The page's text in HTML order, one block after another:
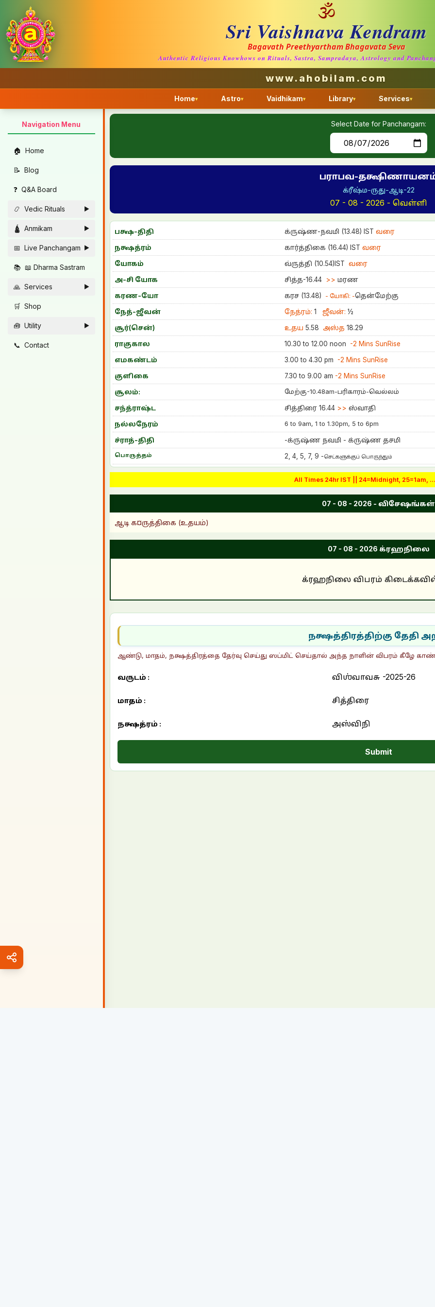
🕉
Sri Vaishnava Kendram
Bagavath Preethyartham Bhagavata Seva
Authentic Religious Knowhows on Rituals, Sastra, Sampradaya, Astrology and
www.ahobilam.com
Home▾ Astro▾ Vaidhikam▾ Library▾ Services▾
Navigation Menu
🏠 Home
📝 Blog
❓ Q&A Board
📿 Vedic Rituals ►
🛕 Anmikam ►
📅 Live Panchangam ►
📚 📖 Dharma Sastram
🙏 Services ►
🛒 Shop
🧰 Utility ►
📞 Contact
Select Date for Panchangam:
பராபவ-
க்ரீஷ்ம-ருது-ஆடி-22
07 - 08 - 2026 - வெள்ளி
பக்ஷ-திதி க்ருஷ்ண-நவமி (13.48) ISTவரை
நக்ஷத்ரம் கார்த்திகை (16.44) ISTவரை
யோகம் வ்ருத்தி (10.54)ISTவரை
அ-சி யோக சித்த-16.44 >>மரண
கரண-யோ கரச (13.48) - யோகி: -தென்மேற்கு
நேத்-ஜீவன் நேத்ரம்: 1 ஜீவன்: ½
சூர்(சென்) உதய 5.58 அஸ்த 18.29
ராகுகால 10.30 to 12.00 noon -2 Mins SunRise
எமகண்டம் 3.00 to 4.30 pm -2 Mins SunRise
குளிகை 7.30 to 9.00 am -2 Mins SunRise
சூலம்: மேற்கு-10.48am-பரிகாரம்-வெல்லம்
சந்த்ராஷ்ட சித்திரை 16.44 >> ஸ்வாதி
நல்லநேரம் 6 to 9am, 1 to 1.30pm, 5 to 6pm
ச்ராத்-திதி -க்ருஷ்ண நவமி - க்ருஷ்ண தசமி
பொருத்தம் 2, 4, 5, 7, 9 -செட்களுக்குப் பொருந்தும்
All Times 24hr IST || 24=Midnight, 25=1am,
07 - 08 - 2026 - விசேஷங்கள்
ஆடி க¤ருத்திகை (உதயம்)
07 - 08 - 2026 க்ரஹநிலை
க்ரஹநிலை விபரம்
நக்ஷத்திரத்திற்கு தேதி
ஆண்டு, மாதம், நக்ஷத்திரத்தை தேர்வு செய்து ஸப்மிட் செய்தால் அந்த நாளின் விபரம் கீழே
வருடம் :
மாதம் :
நக்ஷத்ரம் :
Submit